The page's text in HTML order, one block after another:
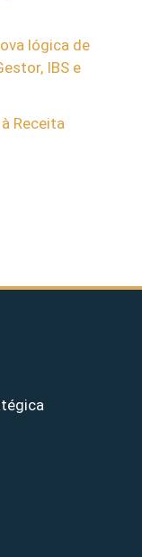
lógica de
IBS e
Receita